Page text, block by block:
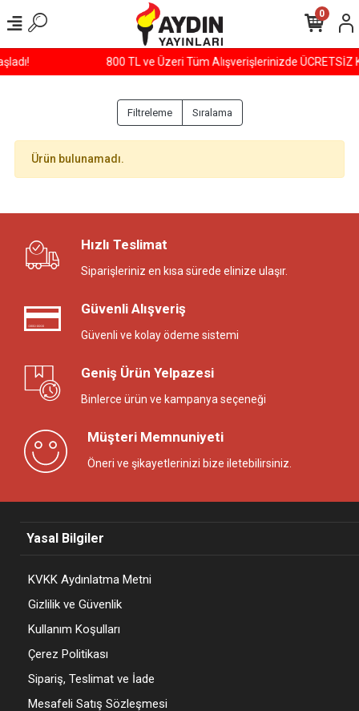
800 TL ve Üzeri Tüm Alışverişlerinizde ÜCRETSİZ KARGO!
0
Filtreleme Sıralama
Ürün bulunamadı.
Hızlı Teslimat
Siparişleriniz en kısa sürede elinize ulaşır.
Güvenli Alışveriş
Güvenli ve kolay ödeme sistemi
Geniş Ürün Yelpazesi
Binlerce ürün ve kampanya seçeneği
Müşteri Memnuniyeti
Öneri ve şikayetlerinizi bize iletebilirsiniz.
Yasal Bilgiler
KVKK Aydınlatma Metni
Gizlilik ve Güvenlik
Kullanım Koşulları
Çerez Politikası
Sipariş, Teslimat ve İade
Mesafeli Satış Sözleşmesi